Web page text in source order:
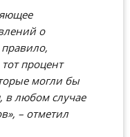
о
правило,
процент
могли бы
в любом случае
– отметил